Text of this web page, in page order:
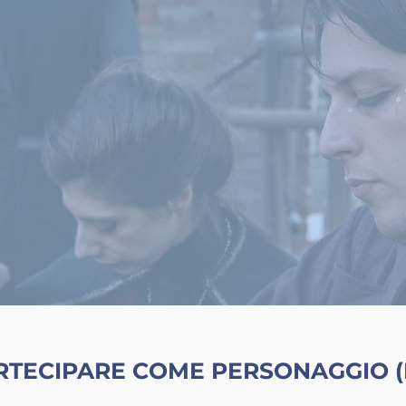
COME PERSONAGGIO